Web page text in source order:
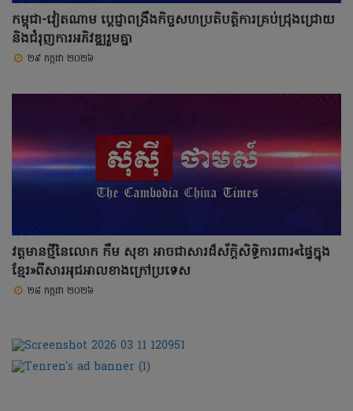
កម្ពុជា-វៀតណាម ប្តេជ្ញាពង្រឹងកិច្ចសហប្រតិបត្តិការគ្រប់ជ្រុងជ្រោយ
និងជំរុញការអភិវឌ្ឍរួមគ្នា
២៩ កក្កដា ២០២៦
វត្តមានថ្មីនៃលោក កឹម សុខា អាចជាសារដ៏ស័ក្តិសិទ្ធិការពារ«ផ្ទៃក្នុង
ខ្មែរ»ពីសារអុជអាលខាងក្រៅប្រទេស
២៨ កក្កដា ២០២៦